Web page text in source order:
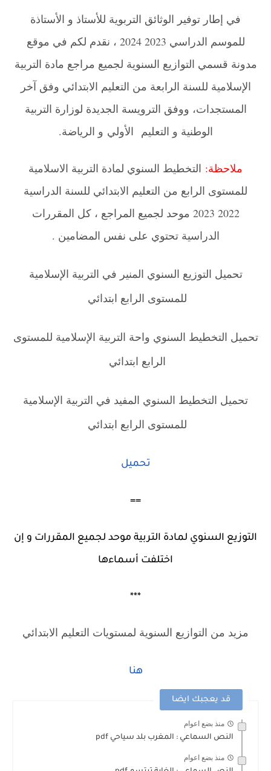
في إطار توفير الوثائق التربوية للأستاذ و الأستاذة
للموسم الدراسي 2023 2024 ، نقدم لكم في موقع
مدونة قسمي التوازيع السنوية لجميع مراجع مادة التربية
الإسلامية للسنة الرابعة من التعليم الابتدائي وفق آخر
المستجدات، ووفق الترويسة الجديدة لوزارة التربية
الوطنية و التعليم
الأولي و الرياضة.
ملاحظة: التخطيط السنوي لمادة التربية الاسلامية
للمستوى الرابع من التعليم الابتدائي للسنة الدراسية
2022 2023 موحد لجميع المراجع
، كل المقررات
الدراسية تحتوي على نفس المضامين .
تحميل التوزيع السنوي المنير في التربية الإسلامية
للمستوى الرابع ابتدائي
تحميل التخطيط السنوي واحة التربية الإسلامية للمستوى
الرابع ابتدائي
تحميل التخطيط السنوي المفيد في التربية الإسلامية
للمستوى الرابع ابتدائي
تحميل
==
التوزيع السنوي لمادة التربية موحد لجميع المقررات و إن
اختلفت أسماءها
***
مزيد من التوازيع السنوية لمستويات التعليم الابتدائي
هنا
قد يعجبك ايضا
منذ بضع اعوام
النص السماعي : المغرب بلد سياحي pdf
منذ بضع اعوام